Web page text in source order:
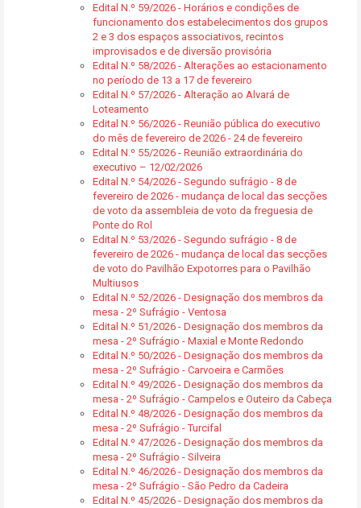
Edital N.º 59/2026 - Horários e condições de
funcionamento dos estabelecimentos dos grupos
2 e 3 dos espaços associativos, recintos
improvisados e de diversão provisória
Edital N.º 58/2026 - Alterações ao estacionamento
no período de 13 a 17 de fevereiro
Edital N.º 57/2026 - Alteração ao Alvará de
Loteamento
Edital N.º 56/2026 - Reunião pública do executivo
do mês de fevereiro de 2026 - 24 de fevereiro
Edital N.º 55/2026 - Reunião extraordinária do
executivo – 12/02/2026
Edital N.º 54/2026 - Segundo sufrágio - 8 de
fevereiro de 2026 - mudança de local das secções
de voto da assembleia de voto da freguesia de
Ponte do Rol
Edital N.º 53/2026 - Segundo sufrágio - 8 de
fevereiro de 2026 - mudança de local das secções
de voto do Pavilhão Expotorres para o Pavilhão
Multiusos
Edital N.º 52/2026 - Designação dos membros da
mesa - 2º Sufrágio - Ventosa
Edital N.º 51/2026 - Designação dos membros da
mesa - 2º Sufrágio - Maxial e Monte Redondo
Edital N.º 50/2026 - Designação dos membros da
mesa - 2º Sufrágio - Carvoeira e Carmões
Edital N.º 49/2026 - Designação dos membros da
mesa - 2º Sufrágio - Campelos e Outeiro da Cabeça
Edital N.º 48/2026 - Designação dos membros da
mesa - 2º Sufrágio - Turcifal
Edital N.º 47/2026 - Designação dos membros da
mesa - 2º Sufrágio - Silveira
Edital N.º 46/2026 - Designação dos membros da
mesa - 2º Sufrágio - São Pedro da Cadeira
Edital N.º 45/2026 - Designação dos membros da